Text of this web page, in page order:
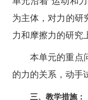
为主体，对力的研
力和摩擦力的研究
本单元的重点
的力的关系，动手
三、教学措施：